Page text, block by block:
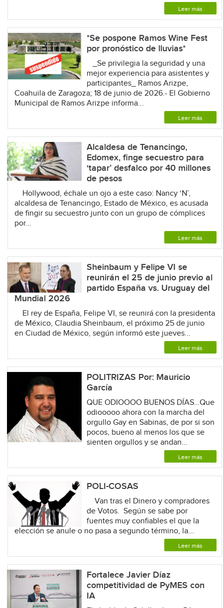
Leer más
*Se pospone Ramos Wine Fest
por pronóstico de lluvias*
_Se privilegia la seguridad y una
mejor experiencia para asistentes y
participantes_ Ramos Arizpe,
Coahuila de Zaragoza; 18 de junio de 2026.- El Gobierno
Municipal de Ramos Arizpe informa...
Leer más
Alcaldesa de Tenancingo,
Edomex, finge secuestro para
‘tapar’ desfalco por 40 millones
de pesos
Hollywood, échale un ojo a este caso: Nancy ‘N’,
alcaldesa de Tenancingo, Estado de México, es acusada
de fingir su secuestro junto con un grupo de cómplices
por...
Leer más
Sheinbaum y Felipe VI se
reunirán el 25 de junio previo al
partido España vs. Uruguay del
Mundial 2026
El rey de España, Felipe VI, se reunirá con la presidenta
de México, Claudia Sheinbaum, el próximo 25 de junio
en Ciudad de México, según informó este jueves...
Leer más
POLITRIZAS Por: Mauricio
García
QUE ODIOOOO BUENOS DÍAS…Que
odiooooo ahora con la marcha del
orgullo Gay en Sabinas, de por si son
pocos, bueno al menos los que se
sienten orgullos y se andan...
Leer más
POLI-COSAS
Van tras el Dinero y compradores
de Votos. Según se sabe por
fuentes muy confiables el que la
elección se anule o no pasa a segundo término, la...
Leer más
Fortalece Javier Díaz
competitividad de PyMES con
IA